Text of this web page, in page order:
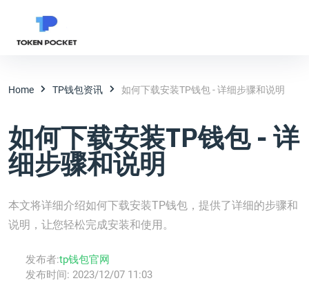
Home TP钱包资讯 如何下载安装TP钱包 - 详细步骤和说明
如何下载安装TP钱包 - 详
细步骤和说明
本文将详细介绍如何下载安装TP钱包，提供了详细的步骤和
说明，让您轻松完成安装和使用。
发布者:tp钱包官网
发布时间: 2023/12/07 11:03